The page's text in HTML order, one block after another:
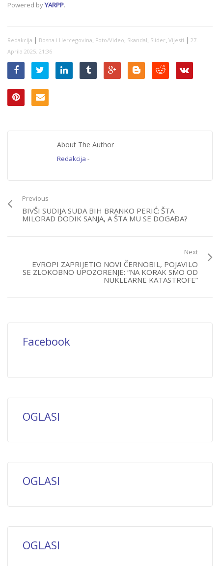
SIPA-e da uhapsi
Powered byYARPP.
Redakcija | Bosna i Hercegovina, Foto/Video, Skandal, Slider, Vijesti | 27.
Aprila 2025. 21:36
About The Author
Redakcija -
Previous
BIVŠI SUDIJA SUDA BIH BRANKO PERIĆ: ŠTA
MILORAD DODIK SANJA, A ŠTA MU SE DOGAĐA?
Next
EVROPI ZAPRIJETIO NOVI ČERNOBIL, POJAVILO
SE ZLOKOBNO UPOZORENJE: “NA KORAK SMO OD
NUKLEARNE KATASTROFE”
Facebook
OGLASI
OGLASI
OGLASI